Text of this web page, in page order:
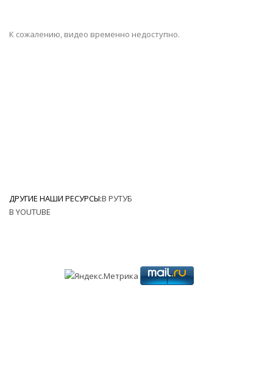
К сожалению, видео временно недоступно.
ДРУГИЕ НАШИ РЕСУРСЫ:В РУТУБ
В YOUTUBE